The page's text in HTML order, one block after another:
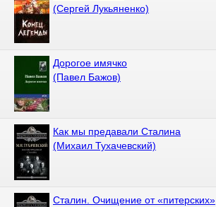
(Сергей Лукьяненко)
Дорогое имячко
(Павел Бажов)
Как мы предавали Сталина
(Михаил Тухачевский)
Сталин. Очищение от «питерских»